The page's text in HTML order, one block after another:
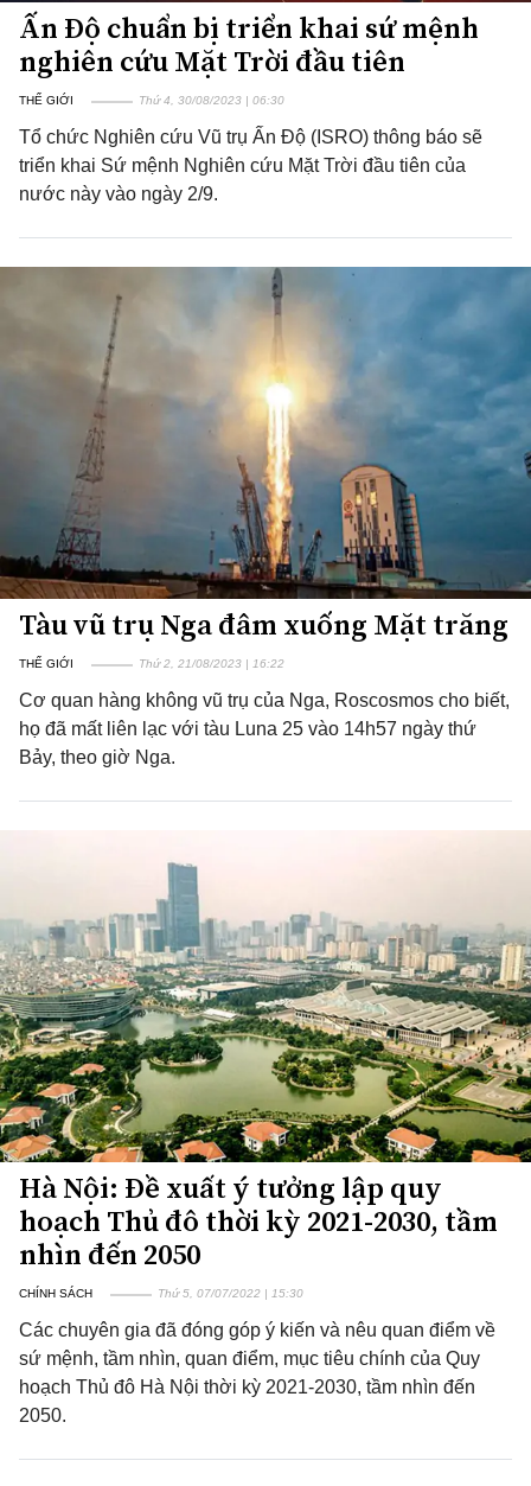
Ấn Độ chuẩn bị triển khai sứ mệnh
nghiên cứu Mặt Trời đầu tiên
THẾ GIỚI Thứ 4, 30/08/2023 | 06:30
Tổ chức Nghiên cứu Vũ trụ Ấn Độ (ISRO) thông báo sẽ
triển khai Sứ mệnh Nghiên cứu Mặt Trời đầu tiên của
nước này vào ngày 2/9.
Tàu vũ trụ Nga đâm xuống Mặt trăng
THẾ GIỚI Thứ 2, 21/08/2023 | 16:22
Cơ quan hàng không vũ trụ của Nga, Roscosmos cho biết,
họ đã mất liên lạc với tàu Luna 25 vào 14h57 ngày thứ
Bảy, theo giờ Nga.
Hà Nội: Đề xuất ý tưởng lập quy
hoạch Thủ đô thời kỳ 2021-2030, tầm
nhìn đến 2050
CHÍNH SÁCH Thứ 5, 07/07/2022 | 15:30
Các chuyên gia đã đóng góp ý kiến và nêu quan điểm về
sứ mệnh, tầm nhìn, quan điểm, mục tiêu chính của Quy
hoạch Thủ đô Hà Nội thời kỳ 2021-2030, tầm nhìn đến
2050.